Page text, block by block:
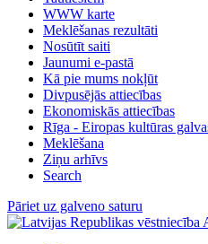
WWW karte
Meklēšanas rezultāti
Nosūtīt saiti
Jaunumi e-pastā
Kā pie mums nokļūt
Divpusējās attiecības
Ekonomiskās attiecības
Rīga - Eiropas kultūras
Meklēšana
Ziņu arhīvs
Search
Pāriet uz galveno saturu